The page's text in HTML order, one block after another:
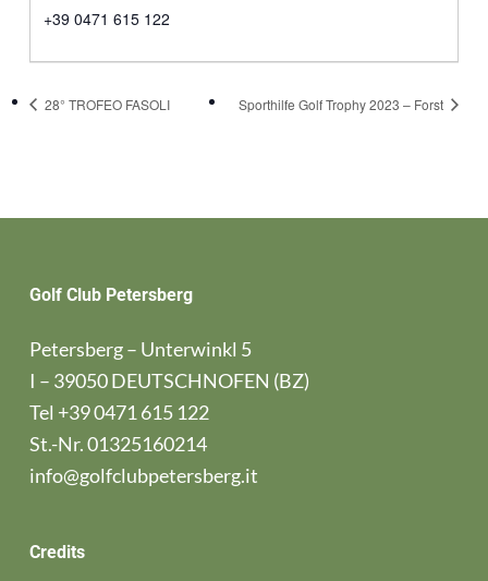
+39 0471 615 122
28° TROFEO FASOLI Sporthilfe Golf Trophy 2023 – Forst
Golf Club Petersberg
Petersberg – Unterwinkl 5
I – 39050 DEUTSCHNOFEN (BZ)
Tel +39 0471 615 122
St.-Nr. 01325160214
info@golfclubpetersberg.it
Credits